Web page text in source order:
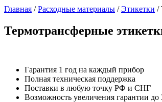
Главная /Расходные материалы /Этикетки /
Термотрансферные
Гарантия 1 год на каждый прибор
Полная техническая поддержка
Поставки в любую точку РФ и СНГ
Возможность увеличения гарантии до